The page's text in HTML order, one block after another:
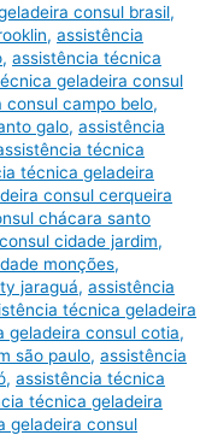
consul brasil,
,assistência
,assistência técnica
geladeira consul
consul campo belo,
galo,assistência
técnica
técnica geladeira
consul cerqueira
chácara santo
cidade jardim,
monções,
jaraguá,assistência
técnica geladeira
geladeira consul cotia,
são paulo,assistência
,assistência técnica
técnica geladeira
geladeira consul